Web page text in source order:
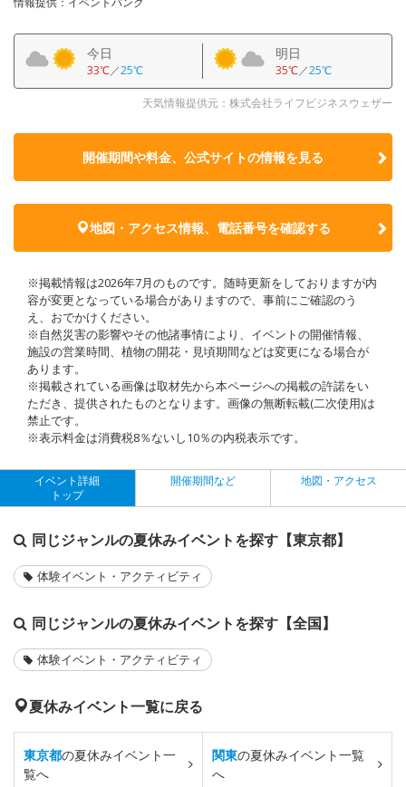
今日
33℃／25℃
明日
35℃／25℃
天気情報提供元：株式会社ライフビジネスウェザー
開催期間や料金、公式サイトの情報を見る
地図・アクセス情報、電話番号を確認する
※掲載情報は2026年7月のものです。随時更新をしておりますが内
容が変更となっている場合がありますので、事前にご確認のう
え、おでかけください。
※自然災害の影響やその他諸事情により、イベントの開催情報、
施設の営業時間、植物の開花・見頃期間などは変更になる場合が
あります。
※掲載されている画像は取材先から本ページへの掲載の許諾をい
ただき、提供されたものとなります。画像の無断転載(二次使用)は
禁止です。
※表示料金は消費税8％ないし10％の内税表示です。
イベント詳細
トップ
開催期間など 地図・アクセス
同じジャンルの夏休みイベントを探す【東京都】
体験イベント・アクティビティ
同じジャンルの夏休みイベントを探す【全国】
体験イベント・アクティビティ
夏休みイベント一覧に戻る
東京都の夏休みイベント一
覧へ
関東の夏休みイベント一覧
へ